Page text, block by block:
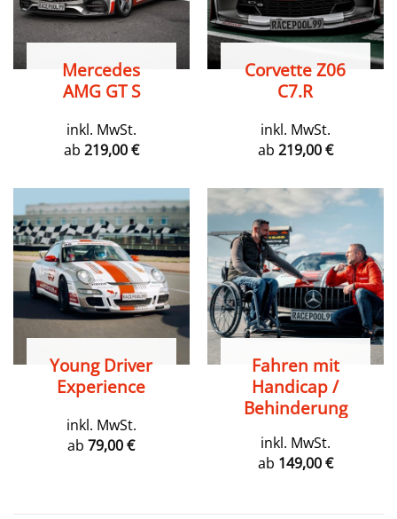
Mercedes
AMG GT S
inkl. MwSt.
ab 219,00€
Corvette Z06
C7.R
inkl. MwSt.
ab 219,00€
Young Driver
Experience
inkl. MwSt.
ab79,00€
Fahren mit
Handicap /
Behinderung
inkl. MwSt.
ab 149,00€